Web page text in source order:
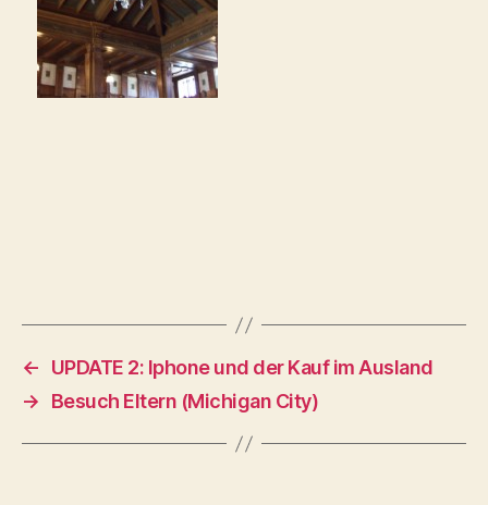
←
UPDATE 2: Iphone und der Kauf im Ausland
→
Besuch Eltern (Michigan City)